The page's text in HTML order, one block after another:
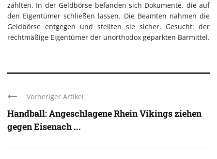
zählten. In der Geldbörse befanden sich Dokumente, die auf
den Eigentümer schließen lassen. Die Beamten nahmen die
Geldbörse entgegen und stellten sie sicher. Gesucht: der
rechtmäßige Eigentümer der unorthodox geparkten Barmittel.
Vorheriger Artikel
Handball: Angeschlagene Rhein Vikings ziehen
gegen Eisenach ...